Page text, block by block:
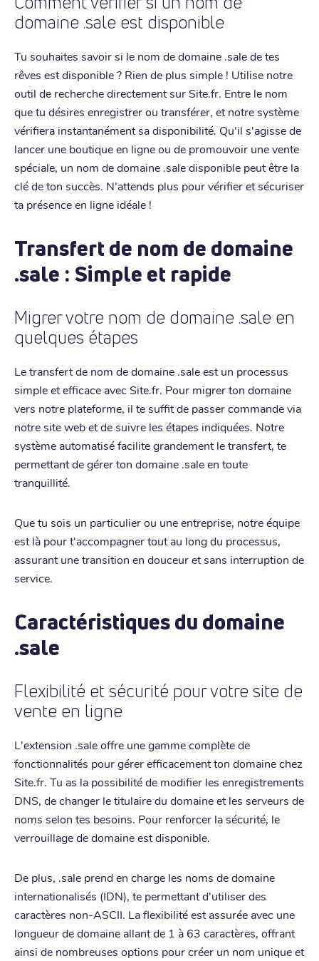
domaine .sale est disponible
Tu souhaites savoir si le nom de domaine .sale de tes
rêves est disponible ? Rien de plus simple ! Utilise notre
outil de recherche directement sur Site.fr. Entre le nom
que tu désires enregistrer ou transférer, et notre système
vérifiera instantanément sa disponibilité. Qu'il s'agisse de
lancer une boutique en ligne ou de promouvoir une vente
spéciale, un nom de domaine .sale disponible peut être la
clé de ton succès. N'attends plus pour vérifier et sécuriser
ta présence en ligne idéale !
Transfert de nom de domaine
.sale : Simple et rapide
Migrer votre nom de domaine .sale en
quelques étapes
Le transfert de nom de domaine .sale est un processus
simple et efficace avec Site.fr. Pour migrer ton domaine
vers notre plateforme, il te suffit de passer commande via
notre site web et de suivre les étapes indiquées. Notre
système automatisé facilite grandement le transfert, te
permettant de gérer ton domaine .sale en toute
tranquillité.
Que tu sois un particulier ou une entreprise, notre équipe
est là pour t'accompagner tout au long du processus,
assurant une transition en douceur et sans interruption de
service.
Caractéristiques du domaine
.sale
Flexibilité et sécurité pour votre site de
vente en ligne
L'extension .sale offre une gamme complète de
fonctionnalités pour gérer efficacement ton domaine chez
Site.fr. Tu as la possibilité de modifier les enregistrements
DNS, de changer le titulaire du domaine et les serveurs de
noms selon tes besoins. Pour renforcer la sécurité, le
verrouillage de domaine est disponible.
De plus, .sale prend en charge les noms de domaine
internationalisés (IDN), te permettant d'utiliser des
caractères non-ASCII. La flexibilité est assurée avec une
longueur de domaine allant de 1 à 63 caractères, offrant
ainsi de nombreuses options pour créer un nom unique et